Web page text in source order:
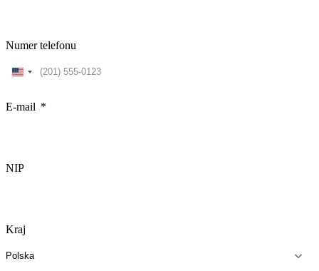
Numer telefonu
United
E-mail
NIP
Kraj